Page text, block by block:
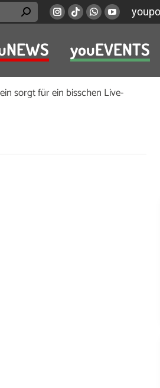
Instagram
opens
new
window
Viber
opens
in
new
window
Whatsapp
opens
in
new
window
YouTube
opens
in
new
window
youEVENTS
veranstaltet
sorgt für ein bisschen Live-